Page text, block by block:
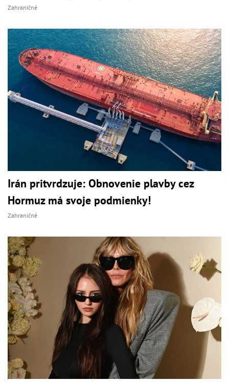
Zahraničné
Irán pritvrdzuje: Obnovenie plavby cez
Hormuz má svoje podmienky!
Zahraničné